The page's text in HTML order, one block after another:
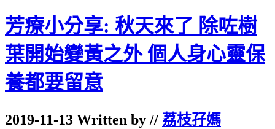
芳療小分享: 秋天來了 除咗樹
葉開始變黃之外 個人身心靈保
養都要留意
2019-11-13 Written by // 荔枝孖媽